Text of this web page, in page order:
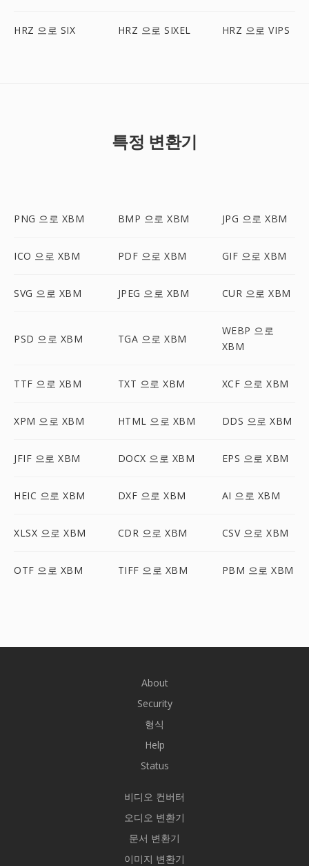
HRZ 으로 SIX HRZ 으로 SIXEL HRZ 으로 VIPS
특정 변환기
PNG 으로 XBM BMP 으로 XBM JPG 으로 XBM
ICO 으로 XBM PDF 으로 XBM GIF 으로 XBM
SVG 으로 XBM JPEG 으로 XBM CUR 으로 XBM
PSD 으로 XBM TGA 으로 XBM
WEBP 으로
XBM
TTF 으로 XBM TXT 으로 XBM XCF 으로 XBM
XPM 으로 XBM HTML 으로 XBM DDS 으로 XBM
JFIF 으로 XBM DOCX 으로 XBM EPS 으로 XBM
HEIC 으로 XBM DXF 으로 XBM AI 으로 XBM
XLSX 으로 XBM CDR 으로 XBM CSV 으로 XBM
OTF 으로 XBM TIFF 으로 XBM PBM 으로 XBM
About
Security
형식
Help
Status
비디오 컨버터
오디오 변환기
문서 변환기
이미지 변환기